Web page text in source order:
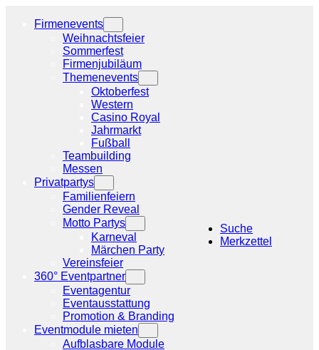
Firmenevents
Weihnachtsfeier
Sommerfest
Firmenjubiläum
Themenevents
Oktoberfest
Western
Casino Royal
Jahrmarkt
Fußball
Teambuilding
Messen
Privatpartys
Familienfeiern
Gender Reveal
Motto Partys
Karneval
Märchen Party
Vereinsfeier
360° Eventpartner
Eventagentur
Eventausstattung
Promotion & Branding
Eventmodule mieten
Aufblasbare Module
Suche
Merkzettel